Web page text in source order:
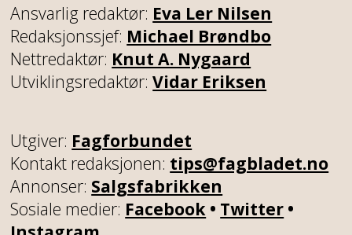
Ansvarlig redaktør: Eva Ler Nilsen
Redaksjonssjef: Michael Brøndbo
Nettredaktør: Knut A. Nygaard
Utviklingsredaktør:Vidar Eriksen
Utgiver: Fagforbundet
Kontakt redaksjonen: tips@fagbladet.no
Annonser: Salgsfabrikken
Sosiale medier: Facebook • Twitter •